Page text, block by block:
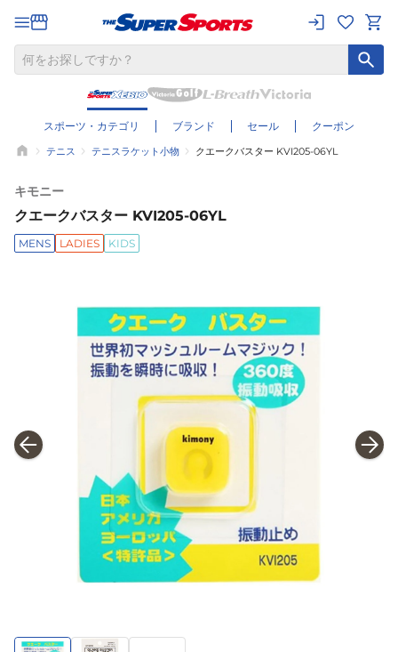
スポーツ・カテゴリ ブランド セール クーポン
テニス テニスラケット小物 クエークバスター KVI205-06YL
キモニー
クエークバスター KVI205-06YL
MENS LADIES KIDS